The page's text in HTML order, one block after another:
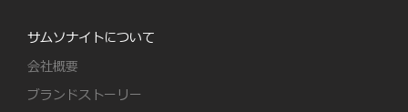
サムソナイトについて
会社概要
ブランドストーリー